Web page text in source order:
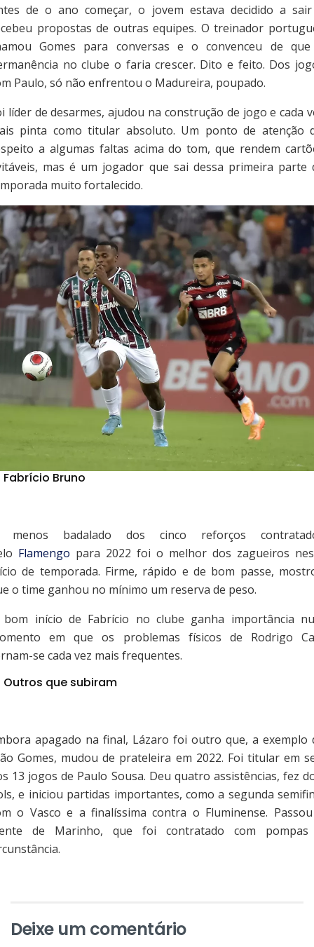
de o ano começar, o jovem estava decidido a
propostas de outras equipes. O treinador
Gomes para conversas e o convenceu de
no clube o faria crescer. Dito e feito. Dos
Paulo, só não enfrentou o Madureira, poupado.
líder de desarmes, ajudou na construção de jogo e cada
pinta como titular absoluto. Um ponto de atenção
a algumas faltas acima do tom, que rendem
mas é um jogador que sai dessa primeira parte
muito fortalecido.
Fabrício Bruno
menos badalado dos cinco reforços
Flamengo para 2022 foi o melhor dos zagueiros
de temporada. Firme, rápido e de bom passe,
o time ganhou no mínimo um reserva de peso.
bom início de Fabrício no clube ganha importância
em que os problemas físicos de Rodrigo
se cada vez mais frequentes.
Outros que subiram
apagado na final, Lázaro foi outro que, a exemplo
Gomes, mudou de prateleira em 2022. Foi titular em
13 jogos de Paulo Sousa. Deu quatro assistências, fez
e iniciou partidas importantes, como a segunda
o Vasco e a finalíssima contra o Fluminense.
de Marinho, que foi contratado com
Deixe um comentário